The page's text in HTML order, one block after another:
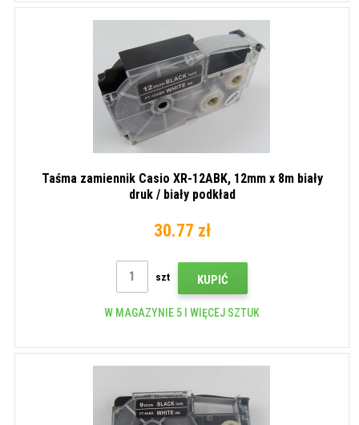
Taśma zamiennik Casio XR-12ABK, 12mm x 8m biały
druk / biały podkład
30.77 zł
szt KUPIĆ
W MAGAZYNIE 5 I WIĘCEJ SZTUK